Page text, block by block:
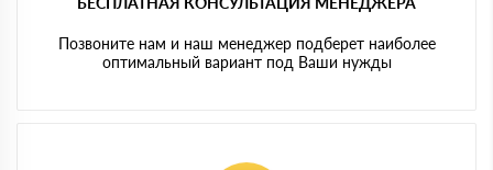
Позвоните нам и наш менеджер подберет наиболее
оптимальный вариант под Ваши нужды